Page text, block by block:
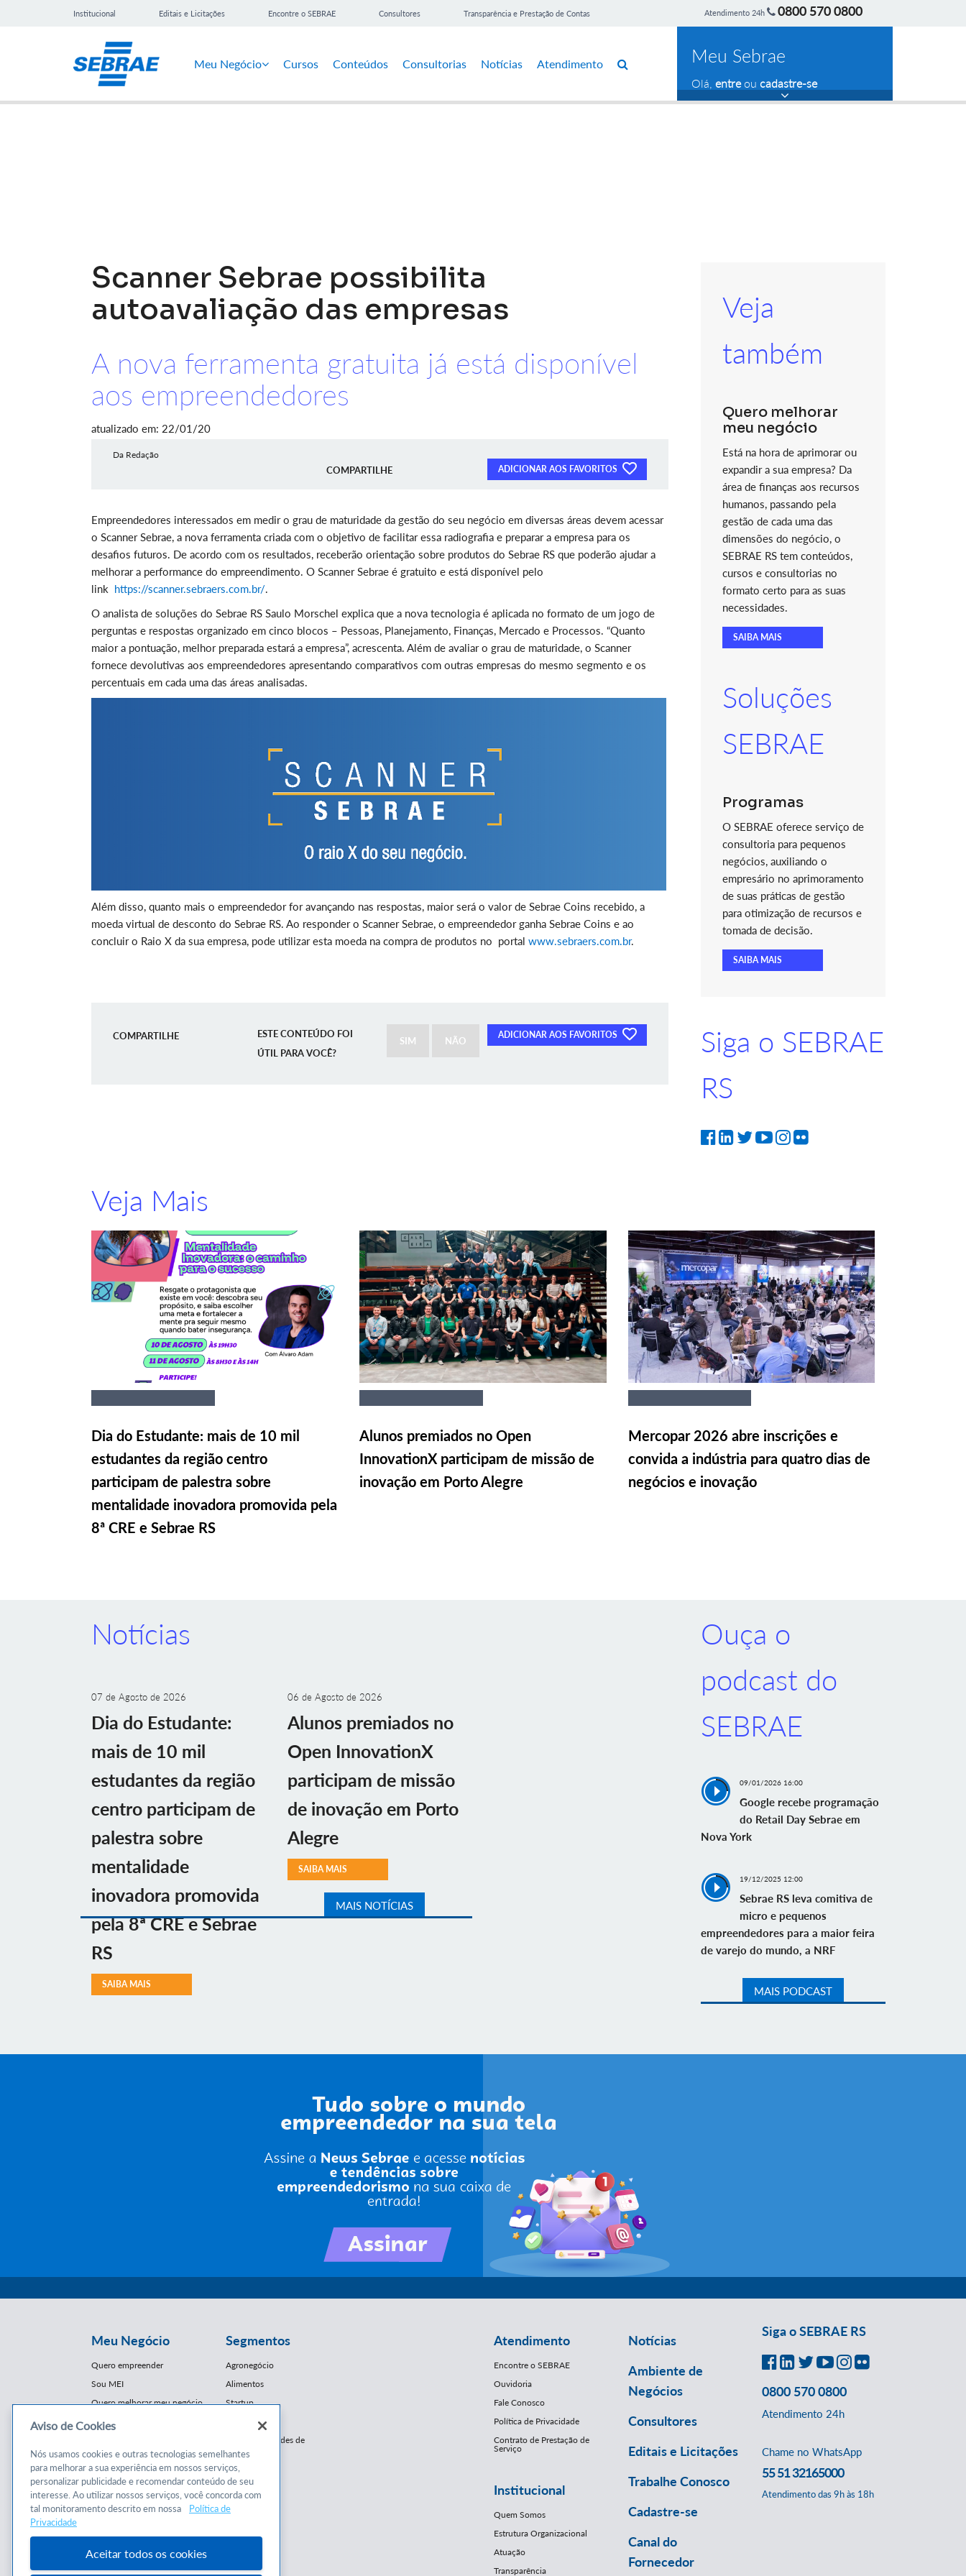
Institucional Editais e Licitações Encontre o SEBRAE Consultores Transparência e Prestação de Contas Atendimento 24h 0800 570 0800
Meu Negócio Cursos Conteúdos Consultorias Notícias Atendimento Meu Sebrae
Olá, entreou cadastre-se
Scanner Sebrae possibilita
autoavaliação das empresas
A nova ferramenta gratuita já está disponível
aos empreendedores
atualizado em: 22/01/20
Da Redação
COMPARTILHE ADICIONAR AOS FAVORITOS
Empreendedores interessados em medir o grau de maturidade da gestão do seu negócio em diversas áreas devem acessar
o Scanner Sebrae, a nova ferramenta criada com o objetivo de facilitar essa radiografia e preparar a empresa para os
desafios futuros. De acordo com os resultados, receberão orientação sobre produtos do Sebrae RS que poderão ajudar a
melhorar a performance do empreendimento. O Scanner Sebrae é gratuito e está disponível pelo
link https://scanner.sebraers.com.br/.
O analista de soluções do Sebrae RS Saulo Morschel explica que a nova tecnologia é aplicada no formato de um jogo de
perguntas e respostas organizado em cinco blocos – Pessoas, Planejamento, Finanças, Mercado e Processos. “Quanto
maior a pontuação, melhor preparada estará a empresa”, acrescenta. Além de avaliar o grau de maturidade, o Scanner
fornece devolutivas aos empreendedores apresentando comparativos com outras empresas do mesmo segmento e os
percentuais em cada uma das áreas analisadas.
Além disso, quanto mais o empreendedor for avançando nas respostas, maior será o valor de Sebrae Coins recebido, a
moeda virtual de desconto do Sebrae RS. Ao responder o Scanner Sebrae, o empreendedor ganha Sebrae Coins e ao
concluir o Raio X da sua empresa, pode utilizar esta moeda na compra de produtos no portal www.sebraers.com.br.
COMPARTILHE ADICIONAR AOS FAVORITOS
ESTE CONTEÚDO FOI
ÚTIL PARA VOCÊ?
SIM NÃO
Veja
também
Quero melhorar
meu negócio
Está na hora de aprimorar ou
expandir a sua empresa? Da
área de finanças aos recursos
humanos, passando pela
gestão de cada uma das
dimensões do negócio, o
SEBRAE RS tem conteúdos,
cursos e consultorias no
formato certo para as suas
necessidades.
SAIBA MAIS
Soluções
SEBRAE
Programas
O SEBRAE oferece serviço de
consultoria para pequenos
negócios, auxiliando o
empresário no aprimoramento
de suas práticas de gestão
para otimização de recursos e
tomada de decisão.
SAIBA MAIS
Siga o SEBRAE
RS
Veja Mais
Dia do Estudante: mais de 10 mil
estudantes da região centro
participam de palestra sobre
mentalidade inovadora promovida pela
8ª CRE e Sebrae RS
Alunos premiados no Open
InnovationX participam de missão de
inovação em Porto Alegre
Mercopar 2026 abre inscrições e
convida a indústria para quatro dias de
negócios e inovação
Notícias
07 de Agosto de 2026
Dia do Estudante:
mais de 10 mil
estudantes da região
centro participam de
palestra sobre
mentalidade
inovadora promovida
pela 8ª CRE e Sebrae
RS
SAIBA MAIS
06 de Agosto de 2026
Alunos premiados no
Open InnovationX
participam de missão
de inovação em Porto
Alegre
SAIBA MAIS
MAIS NOTÍCIAS
Ouça o
podcast do
SEBRAE
09/01/2026 16:00
Google recebe programação
do Retail Day Sebrae em
Nova York
19/12/2025 12:00
Sebrae RS leva comitiva de
micro e pequenos
empreendedores para a maior feira
de varejo do mundo, a NRF
MAIS PODCAST
Meu Negócio
Quero empreender
Sou MEI
Quero melhorar meu negócio
Conteúdos
Cursos
Consultorias
Segmentos
Agronegócio
Alimentos
Startup
E-Commerce
Franquias / Redes de
Cooperação
Moda
Moveleiro
Saúde
Mercopar
Atendimento
Encontre o SEBRAE
Ouvidoria
Fale Conosco
Política de Privacidade
Contrato de Prestação de
Serviço
Institucional
Quem Somos
Estrutura Organizacional
Atuação
Transparência
Notícias
Ambiente de
Negócios
Consultores
Editais e Licitações
Trabalhe Conosco
Cadastre-se
Canal do
Fornecedor
Siga o SEBRAE RS
0800 570 0800
Atendimento 24h
Chame no WhatsApp
55 51 32165000
Atendimento das 9h às 18h
Aviso de Cookies
Nós usamos cookies e outras tecnologias semelhantes
para melhorar a sua experiência em nossos serviços,
personalizar publicidade e recomendar conteúdo de seu
interesse. Ao utilizar nossos serviços, você concorda com
tal monitoramento descrito em nossa
Política de
Privacidade
Aceitar todos os cookies